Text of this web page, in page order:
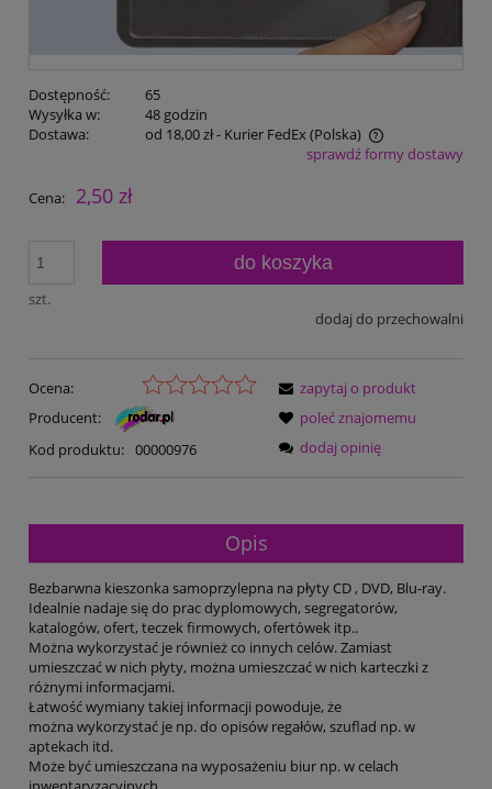
Dostępność:
65
Wysyłka w:
48 godzin
Dostawa:
od 18,00 zł- Kurier FedEx(Polska)
Cena nie zawiera ewentualnych kosztów płatnościsprawdź formy dostawy
Cena: 2,50 zł
szt.
do koszyka
dodaj do przechowalni
Ocena:
Producent:
Kod produktu: 00000976
zapytaj o produkt
poleć znajomemu
dodaj opinię
Opis
Bezbarwna kieszonka samoprzylepna na płyty CD , DVD, Blu-ray.
Idealnie nadaje się do prac dyplomowych, segregatorów,
katalogów, ofert, teczek firmowych, ofertówek itp..
Można wykorzystać je również co innych celów. Zamiast
umieszczać w nich płyty, można umieszczać w nich karteczki z
różnymi informacjami.
Łatwość wymiany takiej informacji powoduje, że
można wykorzystać je np. do opisów regałów, szuflad np. w
aptekach itd.
Może być umieszczana na wyposażeniu biur np. w celach